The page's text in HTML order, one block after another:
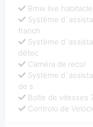
Bmw live
Système
franch
Système
détec
Caméra de recul
Système
de s
Boîte de vitesses
Controlo de